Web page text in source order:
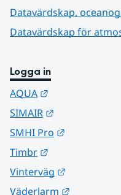
Datavärdskap,
Datavärdskap för
Logga in
AQUA
SIMAIR
SMHI Pro
Timbr
Vinterväg
Väderlarm